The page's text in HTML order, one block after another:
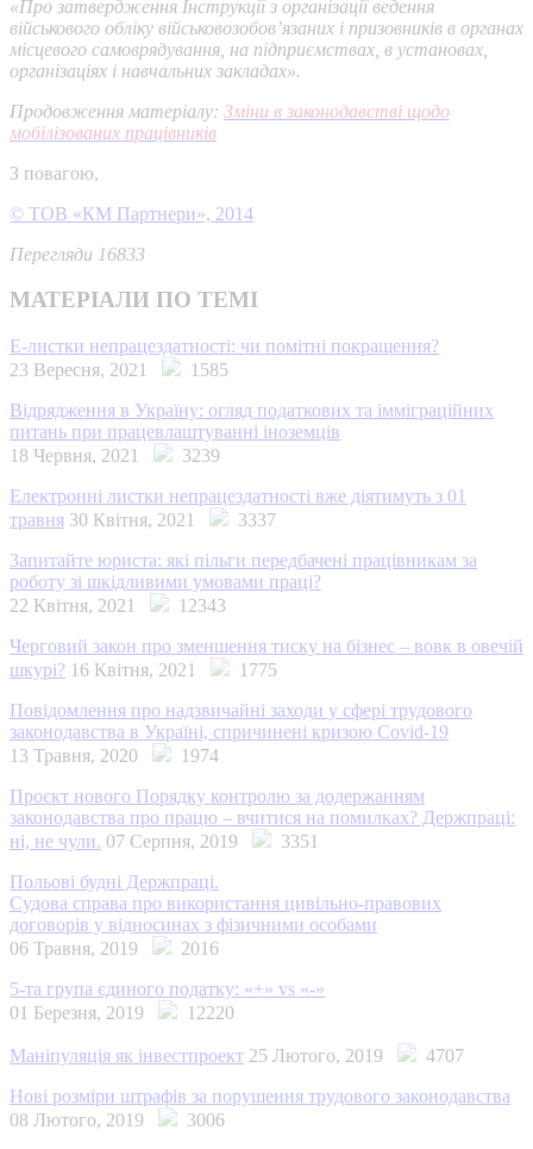
«Про затвердження Інструкції з організації ведення
військового обліку військовозобов’язаних і призовників в органах
місцевого самоврядування, на підприємствах, в установах,
організаціях і навчальних закладах».
Продовження матеріалу: Зміни в законодавстві щодо
мобілізованих працівників
З повагою,
© ТОВ «КМ Партнери», 2014
Перегляди 16833
МАТЕРІАЛИ ПО ТЕМІ
Е-листки непрацездатності: чи помітні покращення?
23 Вересня, 2021
1585
Відрядження в Україну: огляд податкових та імміграційних
питань при працевлаштуванні іноземців
18 Червня, 2021
3239
Електронні листки непрацездатності вже діятимуть з 01
травня 30 Квітня, 2021
3337
Запитайте юриста: які пільги передбачені працівникам за
роботу зі шкідливими умовами праці?
22 Квітня, 2021
12343
Черговий закон про зменшення тиску на бізнес – вовк в овечій
шкурі? 16 Квітня, 2021
1775
Повідомлення про надзвичайні заходи у сфері трудового
законодавства в Україні, спричинені кризою Covid-19
13 Травня, 2020
1974
Проєкт нового Порядку контролю за додержанням
законодавства про працю – вчитися на помилках? Держпраці:
ні, не чули. 07 Серпня, 2019
3351
Польові будні Держпраці.
Судова справа про використання цивільно-правових
договорів у відносинах з фізичними особами
06 Травня, 2019
2016
5-та група єдиного податку: «+» vs «-»
01 Березня, 2019
12220
Маніпуляція як інвестпроект 25 Лютого, 2019
4707
Нові розміри штрафів за порушення трудового законодавства
08 Лютого, 2019
3006